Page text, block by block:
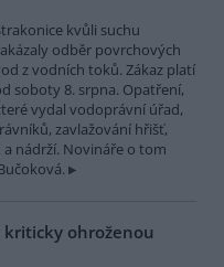
kvůli suchu
odběr povrchových
z vodních toků. Zákaz platí
soboty 8. srpna. Opatření,
vydal vodoprávní úřad,
zavlažování hřišť,
nádrží. Novináře o tom
kriticky ohroženou